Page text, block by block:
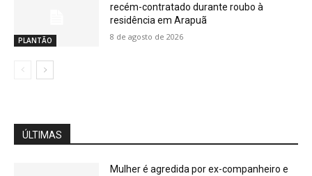
PLANTÃO
recém-contratado durante roubo à
residência em Arapuã
8 de agosto de 2026
ÚLTIMAS
Mulher é agredida por ex-companheiro e